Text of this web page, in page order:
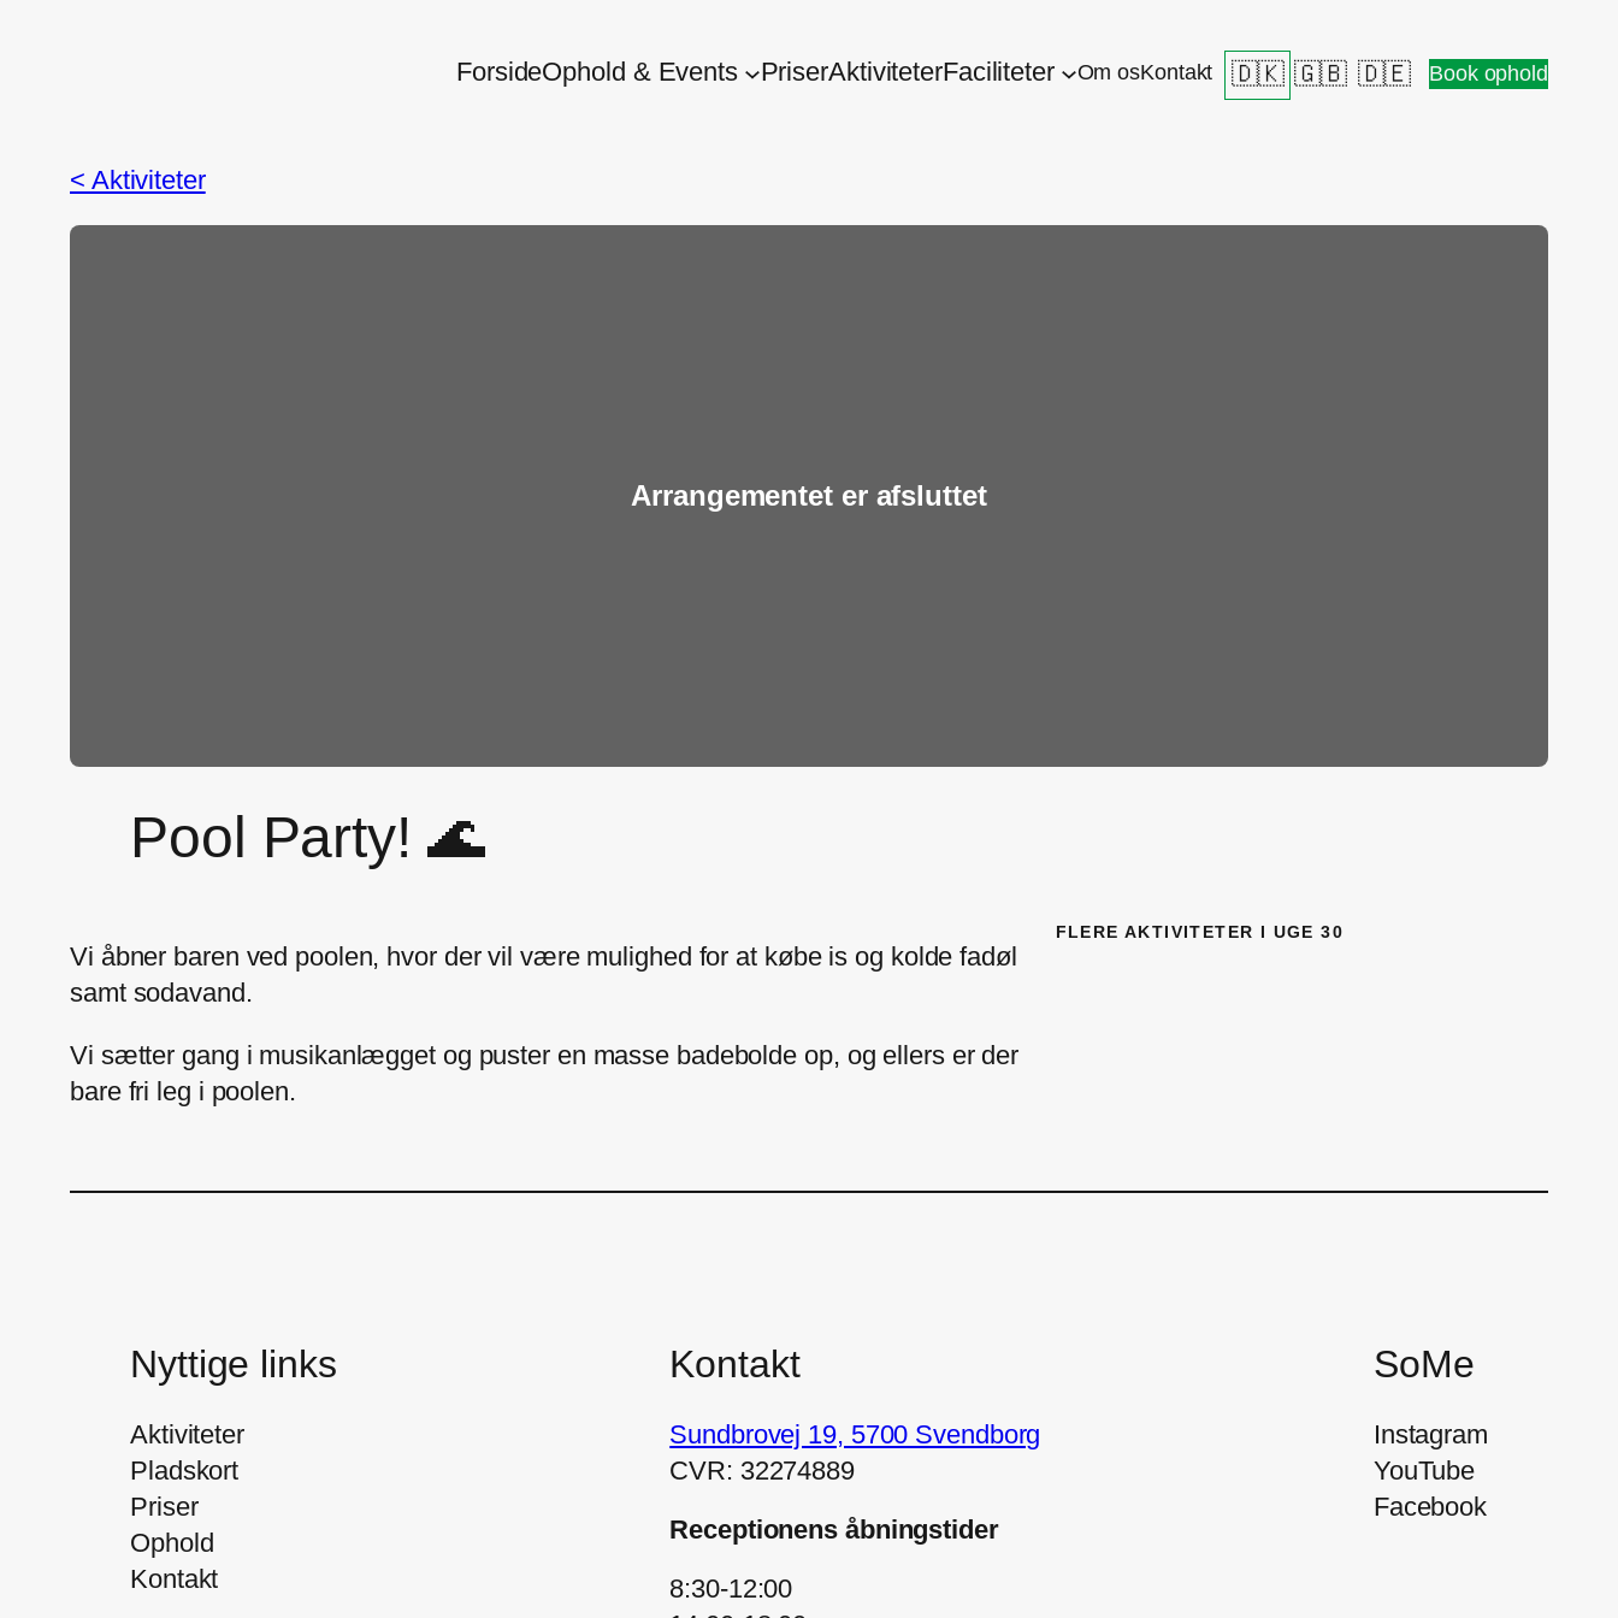
ForsideOphold & Events PriserAktiviteterFaciliteter Om osKontakt 🇩🇰 🇬🇧 🇩🇪 Book ophold
< Aktiviteter
Arrangementet er afsluttet
Pool Party! 🌊
Vi åbner baren ved poolen, hvor der vil være mulighed for at købe is og kolde fadøl
samt sodavand.
Vi sætter gang i musikanlægget og puster en masse badebolde op, og ellers er der
bare fri leg i poolen.
FLERE AKTIVITETER I UGE 30
Nyttige links
Aktiviteter
Pladskort
Priser
Ophold
Kontakt
Kontakt
Sundbrovej 19, 5700 Svendborg
CVR​: 32274889
Receptionens åbningstider
8:30-12:00
SoMe
Instagram
YouTube
Facebook